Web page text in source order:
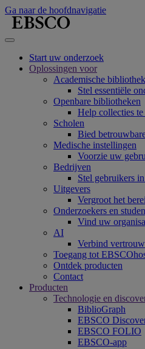
Ga naar de hoofdnavigatie
Start uw onderzoek
Oplossingen voor
Academische
Stel essentiële
Openbare bibliotheken
Help collecties
Scholen
Bied
Medische instellingen
Voorzie uw
Bedrijven
Stel gebruikers
Uitgevers
Vergroot het
Onderzoekers en
Vind uw
AI
Verbind
Toegang tot
Ontdek producten
Contact
Producten
Technologie en
BiblioGraph
EBSCO
EBSCO FOLIO
EBSCO-app